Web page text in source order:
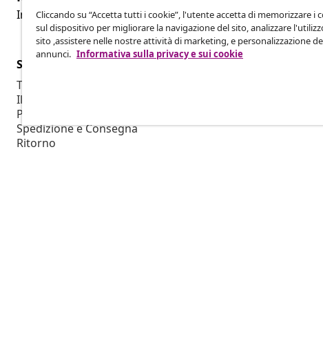
Invia una richiesta di recesso per il tuo ordine.
Servizio clienti
Traccia il tuo ordine
Il mio account
Pagamento
Spedizione e Consegna
Ritorno
Cliccando su “Accetta tutti i cookie”, l'utente accetta di memorizzare i
sul dispositivo per migliorare la navigazione del sito, analizzare
sito ,assistere nelle nostre attività di marketing, e personalizzazione
annunci. Informativa sulla privacy e sui cookie